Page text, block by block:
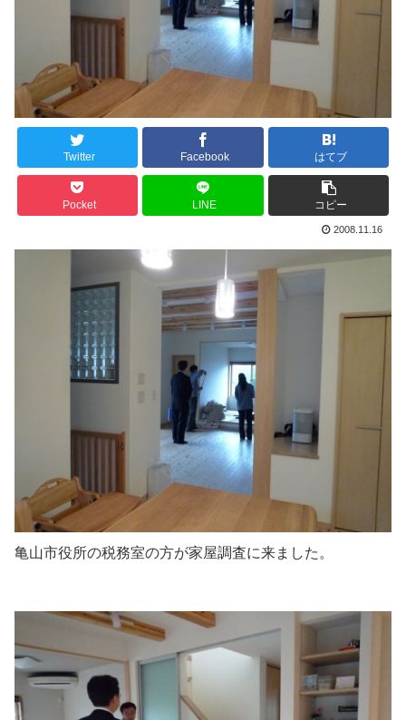
Twitter Facebook はてブ
Pocket LINE コピー
2008.11.16
亀山市役所の税務室の方が家屋調査に来ました。